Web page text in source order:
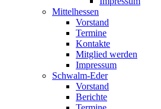
Mittelhessen
Vorstand
Termine
Kontakte
Mitglied werden
Impressum
Schwalm-Eder
Vorstand
Berichte